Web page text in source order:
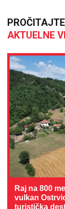
AKTUELNE
Raj na 800
vulkan
turistička